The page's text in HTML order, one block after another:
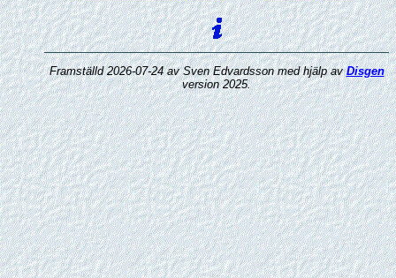
Framställd 2026-07-24 av Sven Edvardsson med hjälp avDisgen
version 2025.